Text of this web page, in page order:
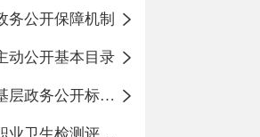
务公开保障机制
动公开基本目录
基层政务公开标准化目录